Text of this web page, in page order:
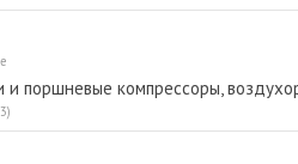
поршневые компрессоры,